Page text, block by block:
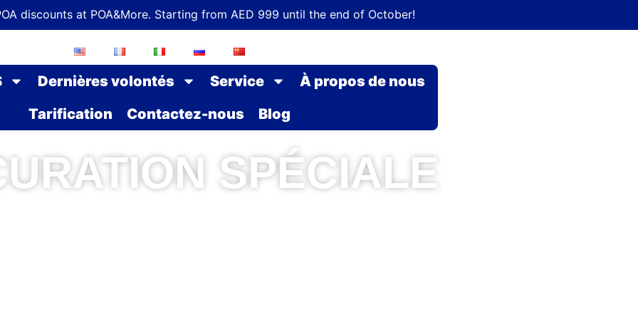
discounts at POA&More. Starting from AED 999 until the end of October!
Dernières volontés Service
À propos de nous
Tarification
Contactez-nous Blog
SPÉCIALE